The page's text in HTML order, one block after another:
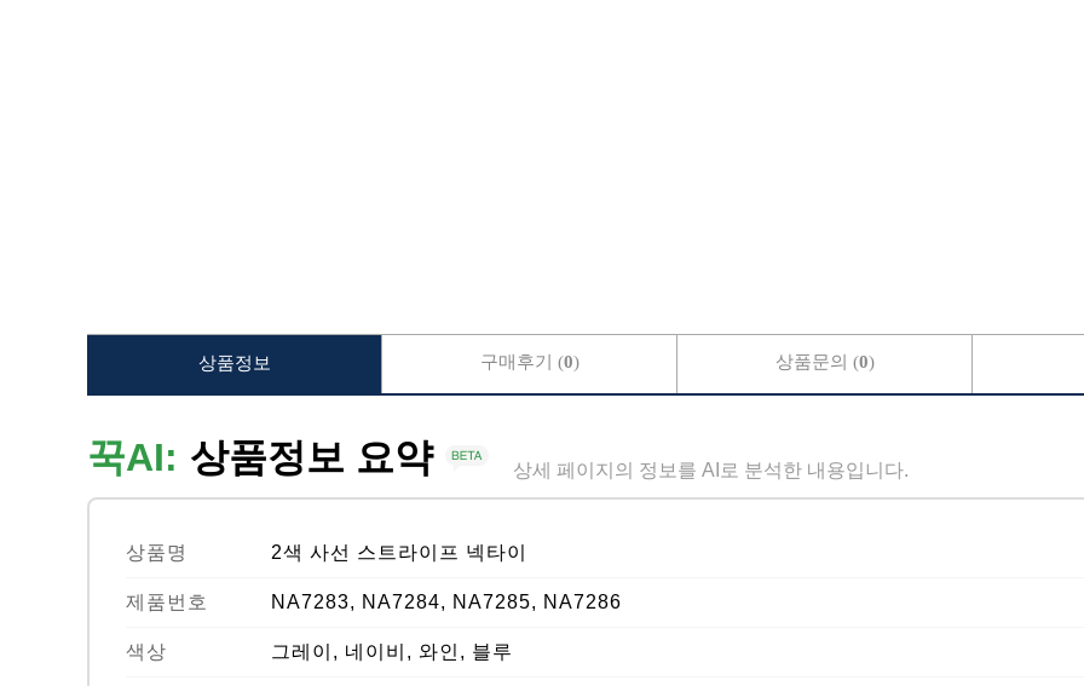
꾹AI: 상품정보 요약 상세 페이지의 정보를 AI로 분석한 내용입니다.
상품명 2색 사선 스트라이프 넥타이
제품번호 NA7283, NA7284, NA7285, NA7286
색상 그레이, 네이비, 와인, 블루
상품정보 구매후기 (0) 상품문의 (0)